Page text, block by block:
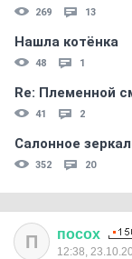
269 13
Нашла котёнка
48 1
Re: Племеннoй
41 2
Салонное
352 20
П посох
12:38,